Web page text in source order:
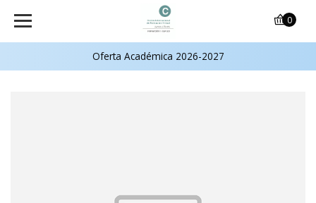
Oferta Académica 2026-2027
0